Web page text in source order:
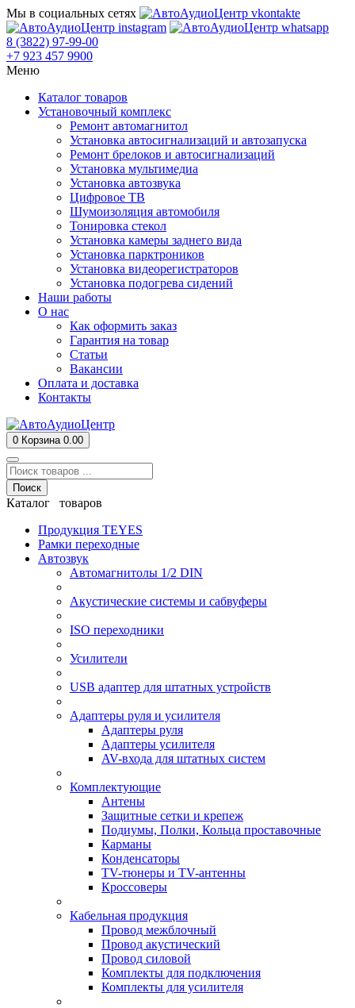
Мы в социальных сетях
8 (3822) 97-99-00
+7 923 457 9900
Меню
Каталог товаров
Установочный комплекс
Ремонт автомагнитол
Установка автосигнализаций и автозапуска
Ремонт брелоков и автосигнализаций
Установка мультимедиа
Установка автозвука
Цифровое ТВ
Шумоизоляция автомобиля
Тонировка стекол
Установка камеры заднего вида
Установка парктроников
Установка видеорегистраторов
Установка подогрева сидений
Наши работы
О нас
Как оформить заказ
Гарантия на товар
Статьи
Вакансии
Оплата и доставка
Контакты
0 Корзина 0.00
Поиск
Каталог товаров
Продукция TEYES
Рамки переходные
Автозвук
Автомагнитолы 1/2 DIN
Акустические системы и сабвуферы
ISO переходники
Усилители
USB адаптер для штатных устройств
Адаптеры руля и усилителя
Адаптеры руля
Адаптеры усилителя
AV-входа для штатных систем
Комплектующие
Антены
Защитные сетки и крепеж
Подиумы, Полки, Кольца проставочные
Карманы
Конденсаторы
TV-тюнеры и TV-антенны
Кроссоверы
Кабельная продукция
Провод межблочный
Провод акустический
Провод силовой
Комплекты для подключения
Комплекты для усилителя